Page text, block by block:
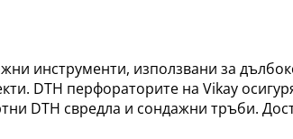
инструменти, използвани за
DTH перфораторите на Vikay
DTH свредла и сондажни тръби.